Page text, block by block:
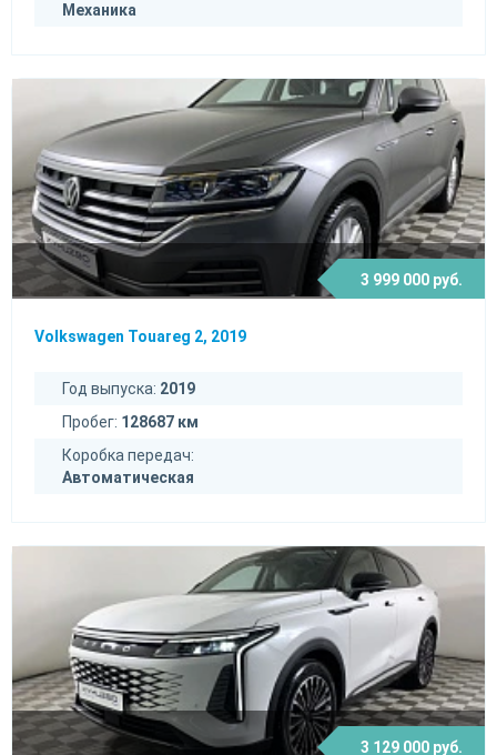
Механика
3 999 000 руб.
Volkswagen Touareg 2, 2019
Год выпуска: 2019
Пробег: 128687 км
Коробка передач:
Автоматическая
3 129 000 руб.